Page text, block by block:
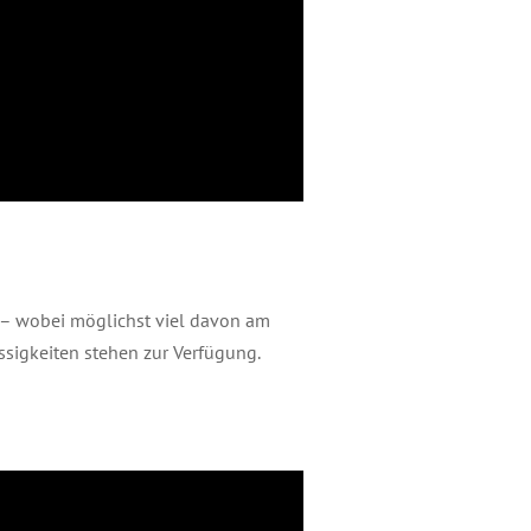
wobei möglichst viel davon am
stehen zur Verfügung.